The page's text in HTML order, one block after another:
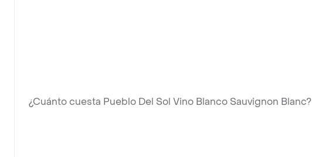
¿Cuánto cuesta Pueblo Del Sol Vino Blanco Sauvignon Blanc?